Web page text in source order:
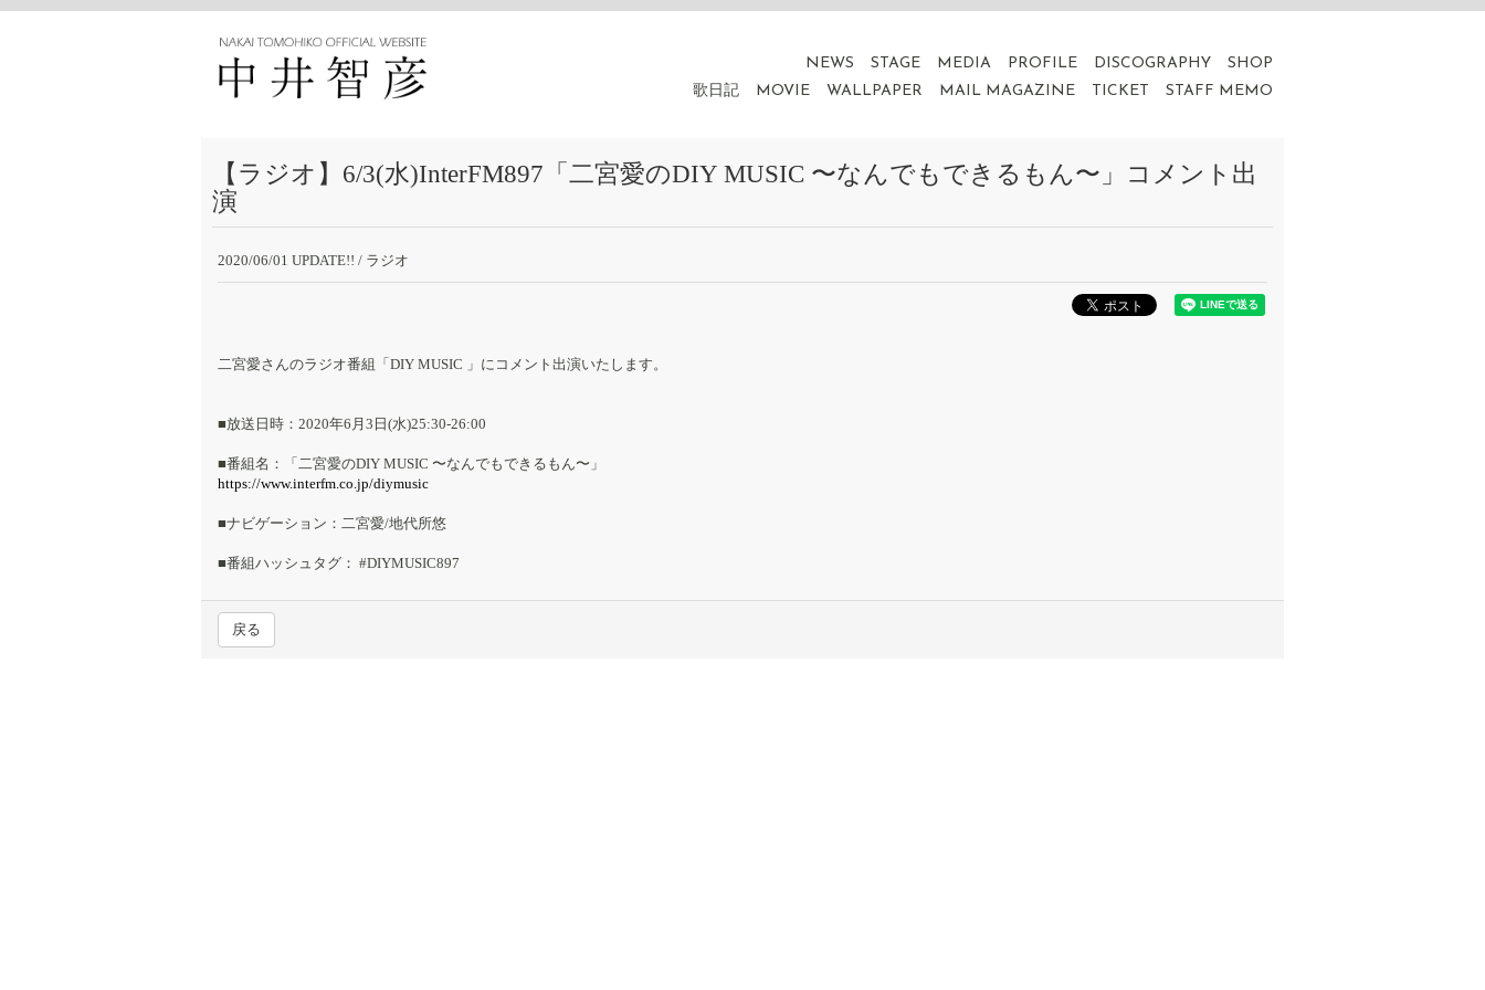
NEWS STAGE MEDIA PROFILE DISCOGRAPHY
SHOP
歌日記
MOVIE WALLPAPER MAIL MAGAZINE TICKET STAFF MEMO
【ラジオ】6/3(水)InterFM897「二宮愛のDIY MUSIC 〜なんでもできるもん〜」コメント出
演
2020/06/01 UPDATE!! / ラジオ
二宮愛さんのラジオ番組「DIY MUSIC 」にコメント出演いたします。
■放送日時：2020年6月3日(水)25:30-26:00
■番組名：「二宮愛のDIY MUSIC 〜なんでもできるもん〜」
https://www.interfm.co.jp/diymusic
■ナビゲーション：二宮愛/地代所悠
■番組ハッシュタグ： #DIYMUSIC897
戻る